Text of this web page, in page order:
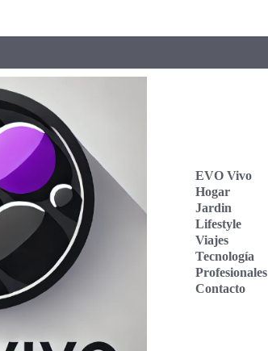
EVO Vivo
Hogar
Jardin
Lifestyle
Viajes
Tecnología
Profesionales
Contacto